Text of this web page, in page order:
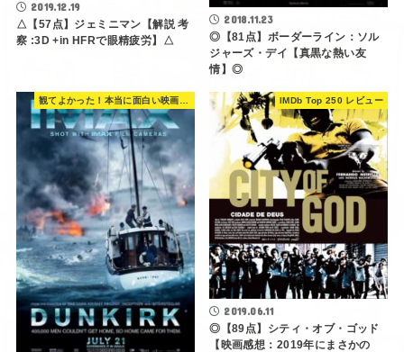
2019.12.19
△【57点】ジェミニマン【解説 考
察 :3D +in HFRで眼精疲労】△
2018.11.23
◎【81点】ボーダーライン：ソル
ジャーズ・デイ【真黒な熱い友
情】◎
観てよかった！本当に面白い映画 560選 IMDb Top 250 レビュー
2019.06.11
◎【89点】シティ・オブ・ゴッド
【映画感想：2019年にまさかの